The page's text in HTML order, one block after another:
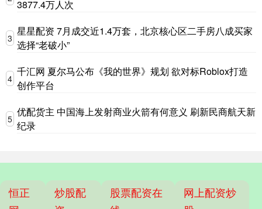
3877.4万人次
3
星星配资 7月成交近1.4万套，北京核心区二手房八成买家
选择“老破小”
4
千汇网 夏尔马公布《我的世界》规划 欲对标Roblox打造
创作平台
5
优配货主 中国海上发射商业火箭有何意义 刷新民商航天新
纪录
恒正
炒股配
股票配资在
网上配资炒